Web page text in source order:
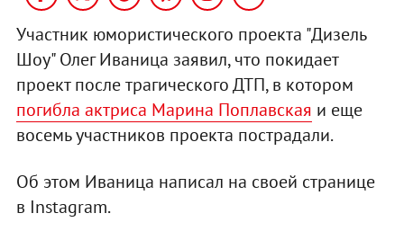
Участник юмористического проекта "Дизель
Шоу" Олег Иваница заявил, что покидает
проект после трагического ДТП, в котором
погибла актриса Марина Поплавская и еще
восемь участников проекта пострадали.
Об этом Иваница написал на своей странице
в Instagram.